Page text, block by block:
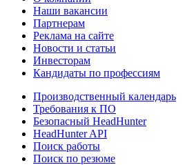
Наши вакансии
Партнерам
Реклама на сайте
Новости и статьи
Инвесторам
Кандидаты по профессиям
Производственный календарь
Требования к ПО
Безопасный HeadHunter
HeadHunter API
Поиск работы
Поиск по резюме